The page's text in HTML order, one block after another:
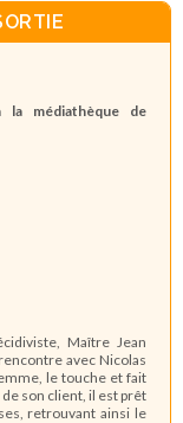
médiathèque de
Maître Jean
avec Nicolas
le touche et fait
son client, il est prêt
retrouvant ainsi le